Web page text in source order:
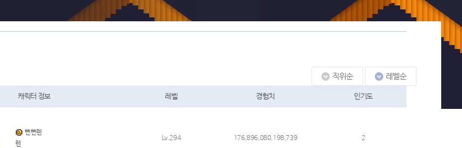
캐릭터 정보 레벨 경험치 인기도
뻔뻔렌
렌
Lv.294 176,896,080,198,739 2